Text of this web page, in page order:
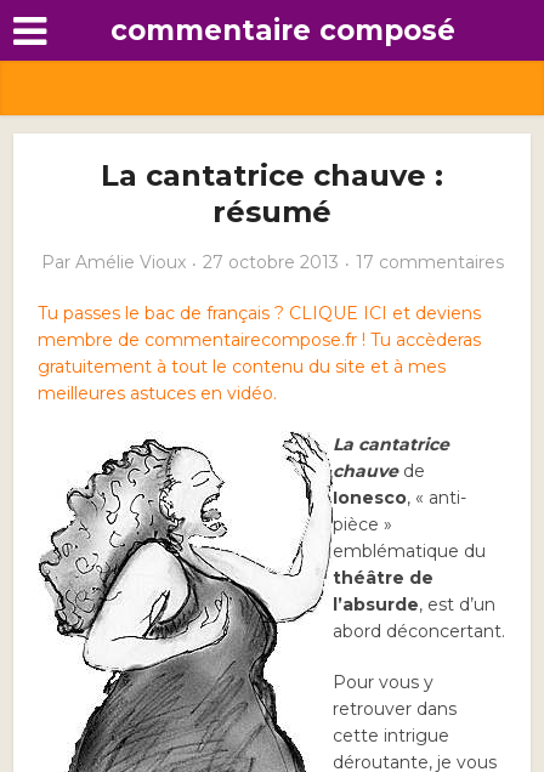
commentaire composé
La cantatrice chauve :
résumé
Par Amélie Vioux 27 octobre 2013 17 commentaires
Tu passes le bac de français ? CLIQUE ICI et deviens
membre de commentairecompose.fr ! Tu accèderas
gratuitement à tout le contenu du site et à mes
meilleures astuces en vidéo.
La cantatrice
chauve de
Ionesco, « anti-
pièce »
emblématique du
théâtre de
l’absurde, est d’un
abord déconcertant.
Pour vous y
retrouver dans
cette intrigue
déroutante, je vous